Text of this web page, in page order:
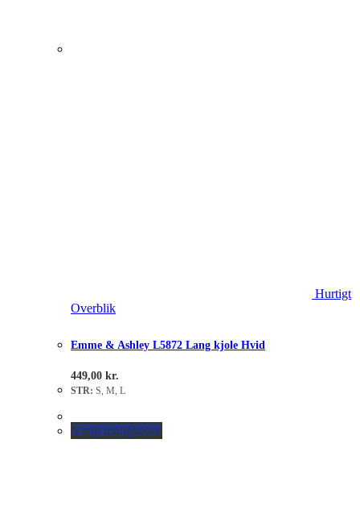
Hurtigt
Overblik
Emme & Ashley L5872 Lang kjole Hvid
449,00 kr.
STR: S, M, L
Vælg muligheder